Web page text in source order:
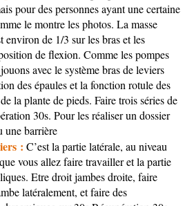
pour des personnes ayant une certaine
le montre les photos. La masse
environ de 1/3 sur les bras et les
de flexion. Comme les pompes
avec le système bras de leviers
des épaules et la fonction rotule des
la plante de pieds. Faire trois séries de
30s. Pour les réaliser un dossier
une barrière
: C’est la partie latérale, au niveau
vous allez faire travailler et la partie
Etre droit jambes droite, faire
latéralement, et faire des